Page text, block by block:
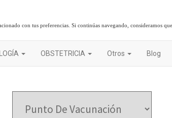
con tus preferencias. Si continúas navegando, consideramos
OBSTETRICIA Otros Blog